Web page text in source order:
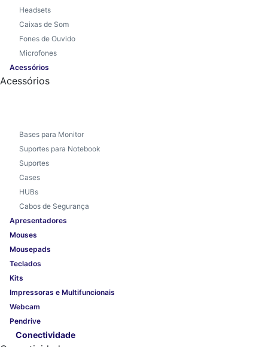
Headsets
Caixas de Som
Fones de Ouvido
Microfones
Acessórios
Acessórios
Bases para Monitor
Suportes para Notebook
Suportes
Cases
HUBs
Cabos de Segurança
Apresentadores
Mouses
Mousepads
Teclados
Kits
Impressoras e Multifuncionais
Webcam
Pendrive
Conectividade